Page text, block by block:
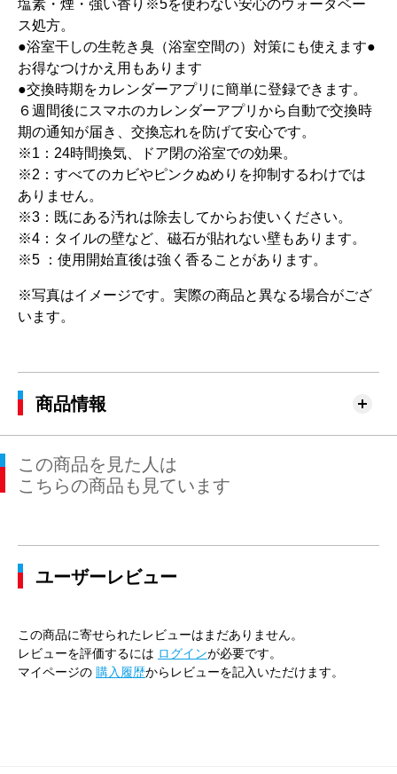
塩素・煙・強い香り※5を使わない安心のウォータベー
ス処方。
●浴室干しの生乾き臭（浴室空間の）対策にも使えます●
お得なつけかえ用もあります
●交換時期をカレンダーアプリに簡単に登録できます。
６週間後にスマホのカレンダーアプリから自動で交換時
期の通知が届き、交換忘れを防げて安心です。
※1：24時間換気、ドア閉の浴室での効果。
※2：すべてのカビやピンクぬめりを抑制するわけでは
ありません。
※3：既にある汚れは除去してからお使いください。
※4：タイルの壁など、磁石が貼れない壁もあります。
※5 ：使用開始直後は強く香ることがあります。
※写真はイメージです。実際の商品と異なる場合がござ
います。
商品情報
この商品を見た人は
こちらの商品も見ています
ユーザーレビュー
この商品に寄せられたレビューはまだありません。
レビューを評価するには ログインが必要です。
マイページの 購入履歴からレビューを記入いただけます。